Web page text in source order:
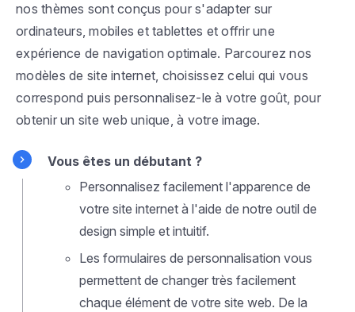
nos thèmes sont conçus pour s'adapter sur
ordinateurs, mobiles et tablettes et offrir une
expérience de navigation optimale. Parcourez nos
modèles de site internet, choisissez celui qui vous
correspond puis personnalisez-le à votre goût, pour
obtenir un site web unique, à votre image.
Vous êtes un débutant ?
Personnalisez facilement l'apparence de
votre site internet à l'aide de notre outil de
design simple et intuitif.
Les formulaires de personnalisation vous
permettent de changer très facilement
chaque élément de votre site web. De la